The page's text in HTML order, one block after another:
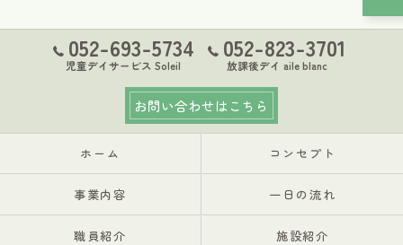
052-693-5734
児童デイサービス Soleil
052-823-3701
放課後デイ aile blanc
お問い合わせはこちら
ホーム コンセプト
事業内容 一日の流れ
職員紹介 施設紹介